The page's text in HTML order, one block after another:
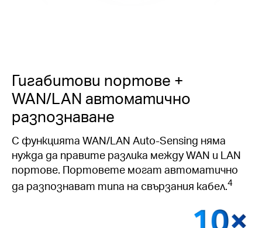
Гигабитови портове +
WAN/LAN автоматично
разпознаване
С функцията WAN/LAN Auto-Sensing няма
нужда да правите разлика между WAN и LAN
портове. Портовете могат автоматично
да разпознават типа на свързания кабел.4